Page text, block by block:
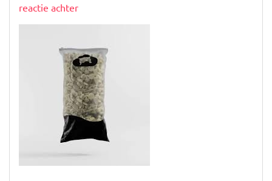
op
reactie achterop
Vandaag
morgen
in
huis:
Het
gemak
van
online
winkelen